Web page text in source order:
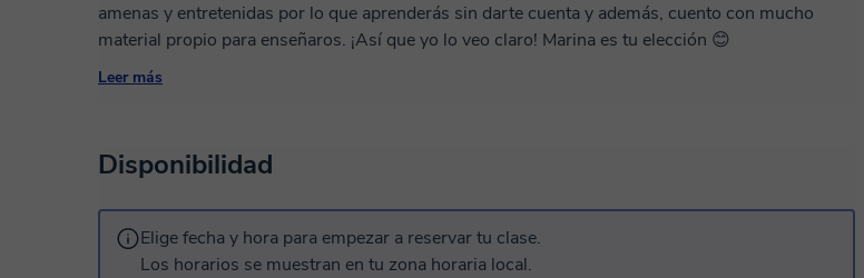
amenas y entretenidas por lo que aprenderás sin darte cuenta y además, cuento con mucho
material propio para enseñaros. ¡Así que yo lo veo claro! Marina es tu elección 😊
Leer más
Disponibilidad
Elige fecha y hora para empezar a reservar tu clase.
Los horarios se muestran en tu zona horaria local.